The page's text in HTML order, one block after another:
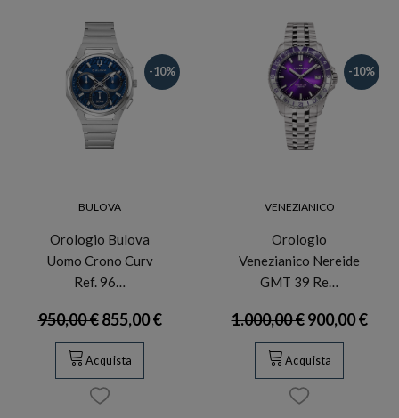
-10%
BULOVA
Orologio Bulova
Uomo Crono Curv
Ref. 96…
950,00 €855,00 €
Acquista
-10%
VENEZIANICO
Orologio
Venezianico Nereide
GMT 39 Re…
1.000,00 €900,00 €
Acquista